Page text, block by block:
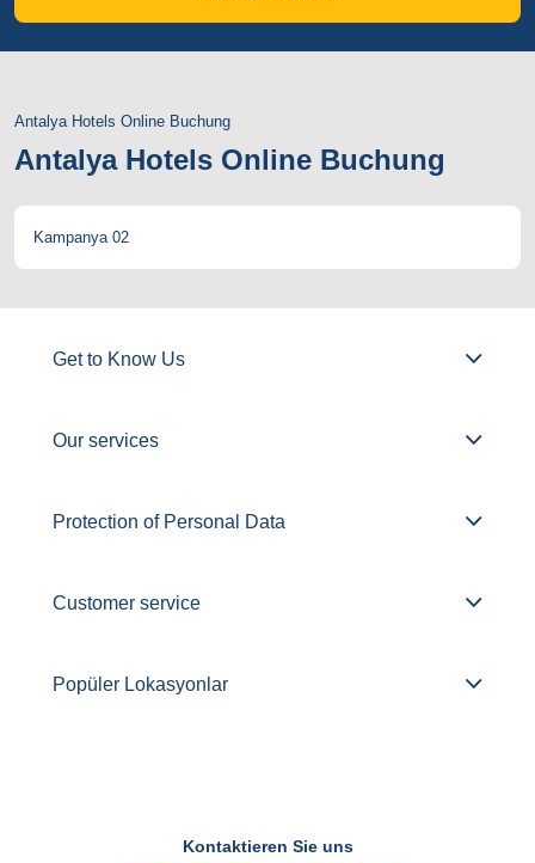
Antalya Hotels Online Buchung
Antalya Hotels Online Buchung
Kampanya 02
Get to Know Us
Our services
Protection of Personal Data
Customer service
Popüler Lokasyonlar
Kontaktieren Sie uns